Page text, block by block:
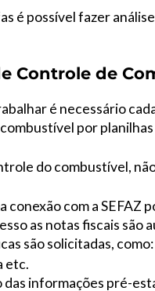
é possível fazer
Controle de
é necessário
por
do combustível,
conexão com a SEFAZ
as notas fiscais
são solicitadas,
etc.
das informações pré-